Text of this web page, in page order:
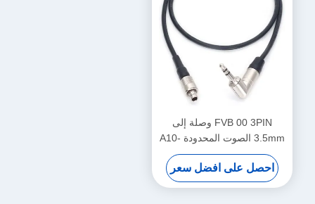
FVB 00 3PIN وصلة إلى
3.5mm الصوت المحدودة A10-
TX كابل رمز الوقت
احصل على افضل سعر